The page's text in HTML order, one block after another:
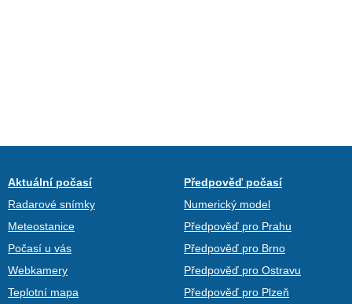
Aktuální počasí
Radarové snímky
Meteostanice
Počasí u vás
Webkamery
Teplotní mapa
Předpověď počasí
Numerický model
Předpověď pro Prahu
Předpověď pro Brno
Předpověď pro Ostravu
Předpověď pro Plzeň